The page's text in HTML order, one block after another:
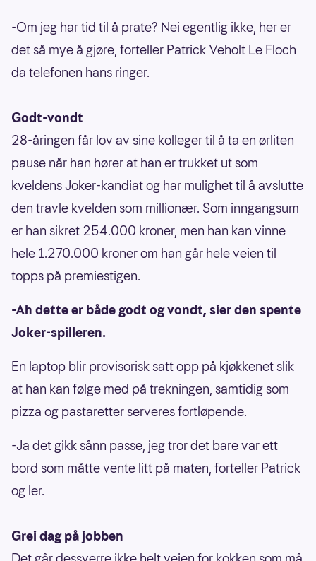
-Om jeg har tid til å prate? Nei egentlig ikke, her er
det så mye å gjøre, forteller Patrick Veholt Le Floch
da telefonen hans ringer.
Godt-vondt
28-åringen får lov av sine kolleger til å ta en ørliten
pause når han hører at han er trukket ut som
kveldens Joker-kandiat og har mulighet til å avslutte
den travle kvelden som millionær. Som inngangsum
er han sikret 254.000 kroner, men han kan vinne
hele 1.270.000 kroner om han går hele veien til
topps på premiestigen.
-Ah dette er både godt og vondt, sier den spente
Joker-spilleren.
En laptop blir provisorisk satt opp på kjøkkenet slik
at han kan følge med på trekningen, samtidig som
pizza og pastaretter serveres fortløpende.
-Ja det gikk sånn passe, jeg tror det bare var ett
bord som måtte vente litt på maten, forteller Patrick
og ler.
Grei dag på jobben